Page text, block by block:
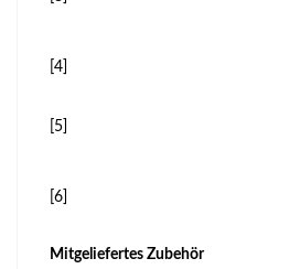
[4]
[5]
[6]
Mitgeliefertes Zubehör